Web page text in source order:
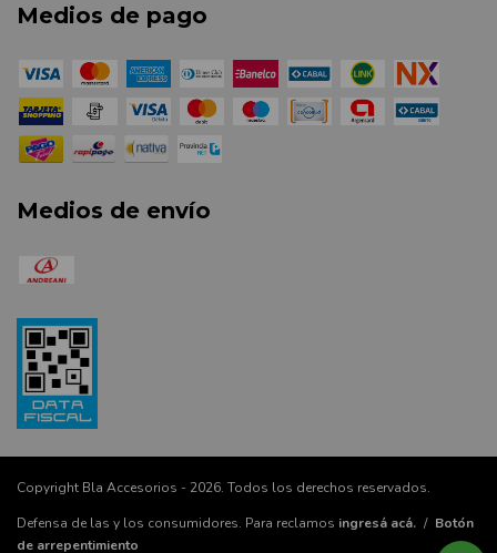
Medios de pago
Medios de envío
Copyright Bla Accesorios - 2026. Todos los derechos reservados.
Defensa de las y los consumidores. Para reclamos ingresá acá. / Botón
de arrepentimiento